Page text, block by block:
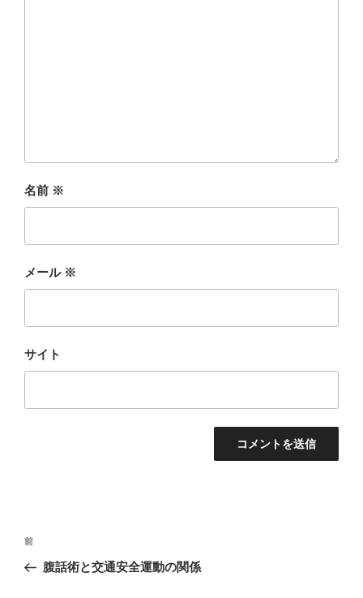
名前 ※
メール ※
サイト
投
ナ
前
の
前
腹話術と交通安全運動の関係